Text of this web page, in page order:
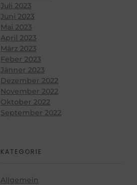
Juli 2023
Juni 2023
Mai 2023
April 2023
März 2023
Feber 2023
Jänner 2023
Dezember 2022
November 2022
Oktober 2022
September 2022
KATEGORIE
Allgemein